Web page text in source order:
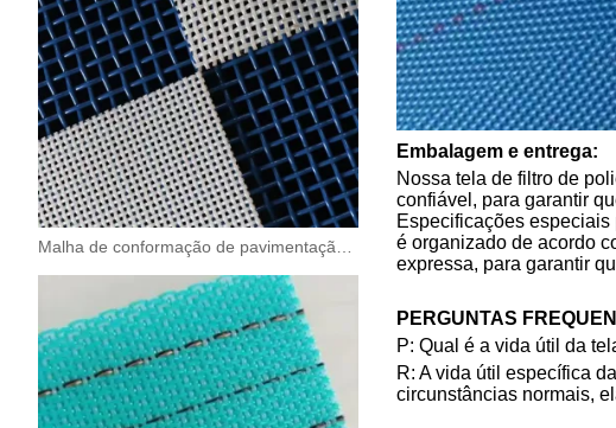
Embalagem e entrega:
Nossa tela de filtro de
confiável, para garantir
Especificações
é organizado de acordo
expressa, para garantir
PERGUNTAS
P: Qual é a vida útil da
R: A vida útil específica
circunstâncias normais,